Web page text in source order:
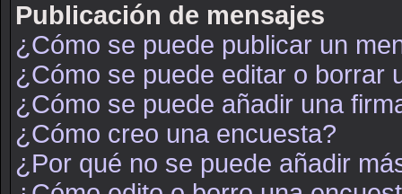
Publicación de mensajes
¿Cómo se puede publicar un
¿Cómo se puede editar o borrar
¿Cómo se puede añadir una
¿Cómo creo una encuesta?
¿Por qué no se puede añadir